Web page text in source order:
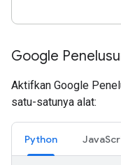
Google
Aktifkan Google
satu-satunya alat:
Python